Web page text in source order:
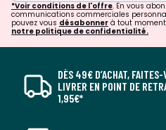
*Voir conditions de l'offre. En vous
communications commerciales
pouvez vous désabonner à tout
notre politique de confidentialité.
DÈS 49€ D’ACHAT, FAITES-
LIVRER EN POINT DE
1,95€*